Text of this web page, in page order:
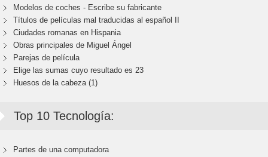
Modelos de coches - Escribe su fabricante
Títulos de películas mal traducidas al español II
Ciudades romanas en Hispania
Obras principales de Miguel Ángel
Parejas de película
Elige las sumas cuyo resultado es 23
Huesos de la cabeza (1)
Top 10 Tecnología:
Partes de una computadora